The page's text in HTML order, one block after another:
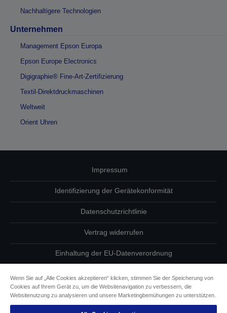
Nachhaltigere Technologien
Unternehmen
Management Epson Europa
Epson Europe Electronics
Digigraphie® Fine-Art-Zertifizierung
Textil-Direktdruckmaschinen
Weltweit
Orient Uhren
Impressum
Identifizierung der Gerätekonformität
Datenschutzrichtlinie
Vertrag widerrufen
Einhaltung der EU-Datenverordnung
Informationen zu Cookies
Wenn Sie auf „Alle Cookies akzeptieren“ klicken, stimmen Sie der Speicherung von
Cookies auf Ihrem Gerät zu, um die Websitenavigation zu verbessern, die
Websitenutzung zu analysieren und unsere Marketingbemühungen zu unterstützen.